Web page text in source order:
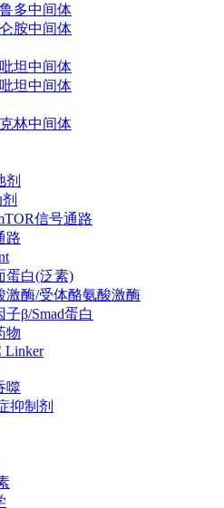
多中间体
胺中间体
坦中间体
坦中间体
林中间体
剂
信号通路
路
蛋白(泛素)
激酶/受体酪氨酸激酶
β/Smad蛋白
物
Linker
噬
抑制剂